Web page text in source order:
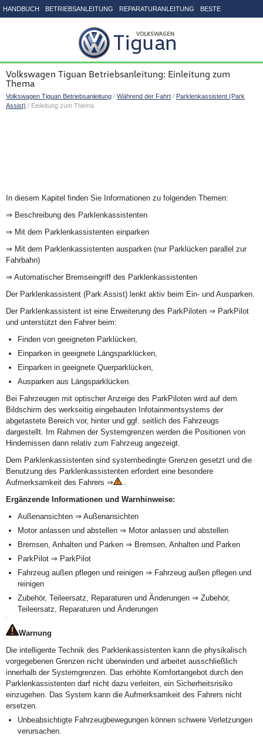
HANDBUCH BETRIEBSANLEITUNG REPARATURANLEITUNG BESTE
Volkswagen Tiguan Betriebsanleitung: Einleitung zum
Thema
Volkswagen Tiguan Betriebsanleitung / Während der Fahrt / Parklenkassistent (Park
Assist) / Einleitung zum Thema
In diesem Kapitel finden Sie Informationen zu folgenden Themen:
⇒ Beschreibung des Parklenkassistenten
⇒ Mit dem Parklenkassistenten einparken
⇒ Mit dem Parklenkassistenten ausparken (nur Parklücken parallel zur
Fahrbahn)
⇒ Automatischer Bremseingriff des Parklenkassistenten
Der Parklenkassistent (Park Assist) lenkt aktiv beim Ein- und Ausparken.
Der Parklenkassistent ist eine Erweiterung des ParkPiloten ⇒ ParkPilot
und unterstützt den Fahrer beim:
Finden von geeigneten Parklücken,
Einparken in geeignete Längsparklücken,
Einparken in geeignete Querparklücken,
Ausparken aus Längsparklücken.
Bei Fahrzeugen mit optischer Anzeige des ParkPiloten wird auf dem
Bildschirm des werkseitig eingebauten Infotainmentsystems der
abgetastete Bereich vor, hinter und ggf. seitlich des Fahrzeugs
dargestellt. Im Rahmen der Systemgrenzen werden die Positionen von
Hindernissen dann relativ zum Fahrzeug angezeigt.
Dem Parklenkassistenten sind systembedingte Grenzen gesetzt und die
Benutzung des Parklenkassistenten erfordert eine besondere
Aufmerksamkeit des Fahrers ⇒
.
Ergänzende Informationen und Warnhinweise:
Außenansichten ⇒ Außenansichten
Motor anlassen und abstellen ⇒ Motor anlassen und abstellen
Bremsen, Anhalten und Parken ⇒ Bremsen, Anhalten und Parken
ParkPilot ⇒ ParkPilot
Fahrzeug außen pflegen und reinigen ⇒ Fahrzeug außen pflegen und
reinigen
Zubehör, Teileersatz, Reparaturen und Änderungen ⇒ Zubehör,
Teileersatz, Reparaturen und Änderungen
Warnung
Die intelligente Technik des Parklenkassistenten kann die physikalisch
vorgegebenen Grenzen nicht überwinden und arbeitet ausschließlich
innerhalb der Systemgrenzen. Das erhöhte Komfortangebot durch den
Parklenkassistenten darf nicht dazu verleiten, ein Sicherheitsrisiko
einzugehen. Das System kann die Aufmerksamkeit des Fahrers nicht
ersetzen.
Unbeabsichtigte Fahrzeugbewegungen können schwere Verletzungen
verursachen.